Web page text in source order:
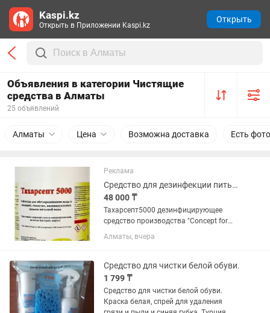
Объявления в категории Чистящие
средства в Алматы
25 объявлений
Алматы Цена Возможна доставка Есть фото
Реклама
Средство для дезинфекции питьевой водыи воды плавательных бассейнов
48 000 ₸
Тахарсепт5000 дезинфицирующее
средство производства "Concept for
Pharmaacy LTD" Израиль Содержат
натриевую соль дихлоризоциануровой
адипиновую кислоту, сульфат натрия
и...
Алматы, вчера
Средство для чистки белой обуви.
1 799 ₸
Средство для чистки белой обуви.
Краска белая, спрей для удаления
Kaspi.kz
Открыть в Приложении Kaspi.kz
Открыть